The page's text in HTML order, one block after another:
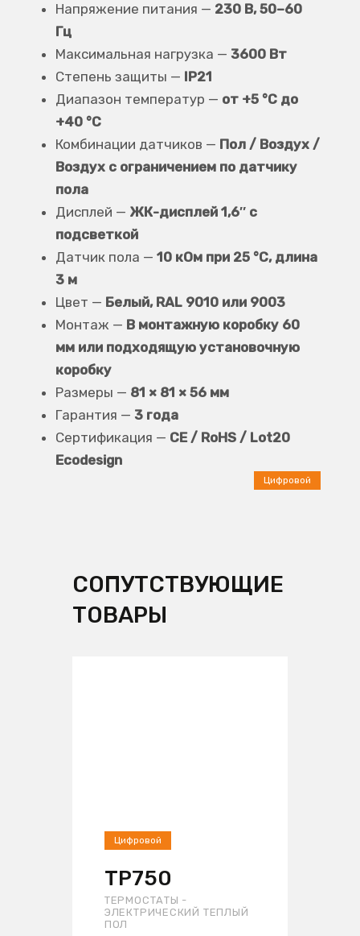
Напряжение питания — 230 В, 50–60
Гц
Максимальная нагрузка — 3600 Вт
Степень защиты — IP21
Диапазон температур — от +5 °C до
+40 °C
Комбинации датчиков — Пол / Воздух /
Воздух с ограничением по датчику
пола
Дисплей — ЖК-дисплей 1,6″ с
подсветкой
Датчик пола — 10 кОм при 25 °C, длина
3 м
Цвет — Белый, RAL 9010 или 9003
Монтаж — В монтажную коробку 60
мм или подходящую установочную
коробку
Размеры — 81 × 81 × 56 мм
Гарантия — 3 года
Сертификация — CE / RoHS / Lot20
Ecodesign
Цифровой
СОПУТСТВУЮЩИЕ
ТОВАРЫ
Цифровой
TP750
ТЕРМОСТАТЫ -
ЭЛЕКТРИЧЕСКИЙ ТЕПЛЫЙ
ПОЛ